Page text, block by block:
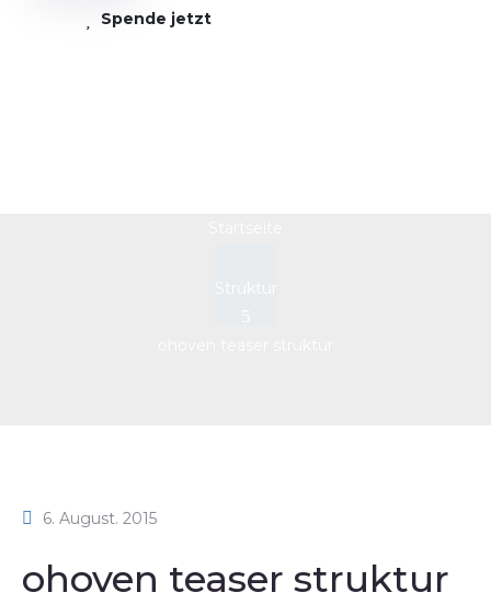
Spende jetzt
6. August. 2015
ohoven teaser struktur